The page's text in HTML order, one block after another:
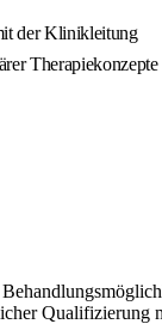
der Klinikleitung
Therapiekonzepte
Qualifizierung